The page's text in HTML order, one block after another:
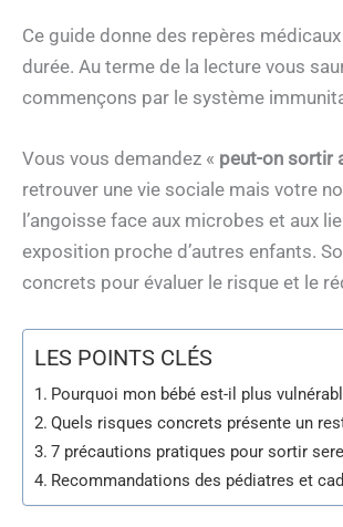
Ce guide donne des repères
durée. Au terme de la lecture vous
commençons par le système
Vous vous demandez « peut-on sortir
retrouver une vie sociale mais votre
l’angoisse face aux microbes et aux
exposition proche d’autres enfants.
concrets pour évaluer le risque et le
LES POINTS CLÉS
Pourquoi mon bébé est-il plus
Quels risques concrets présente un
7 précautions pratiques pour sortir
Recommandations des pédiatres et